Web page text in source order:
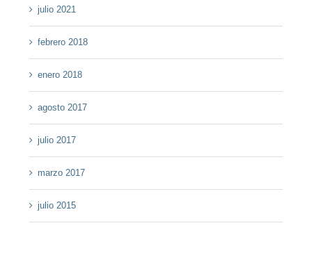
julio 2021
febrero 2018
enero 2018
agosto 2017
julio 2017
marzo 2017
julio 2015